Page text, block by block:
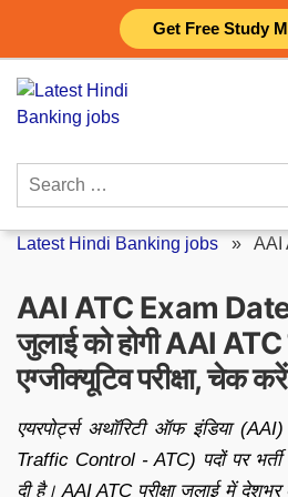
Get Free Study
content
Search
Latest Hindi Banking jobs » AAI
AAI ATC Exam
जुलाई को होगी AAI
एग्जीक्यूटिव परीक्षा, चेक
एयरपोर्ट्स अथॉरिटी ऑफ इंडिया
Traffic Control - ATC) पदों पर भर्ती
दी है। AAI ATC परीक्षा जुलाई में